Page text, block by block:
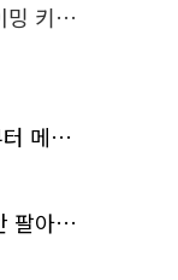
체력장
주황색 리본 따라 한강부터 메타세쿼이아 숲길까지…서울둘레길 15코스
"편의점인데 아무것도 안 팔아요" 서울에서 가장 특별한 편의점의 정체